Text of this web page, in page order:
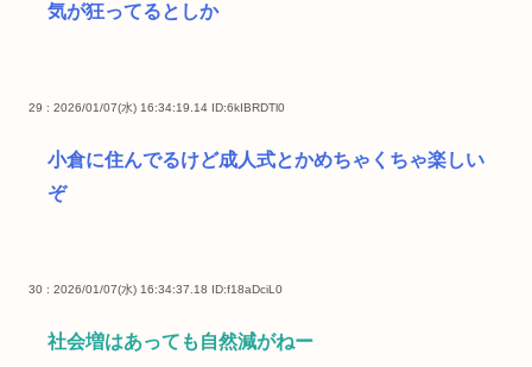
気が狂ってるとしか
29 : 2026/01/07(水) 16:34:19.14 ID:6kIBRDTl0
小倉に住んでるけど成人式とかめちゃくちゃ楽しい
ぞ
30 : 2026/01/07(水) 16:34:37.18 ID:f18aDciL0
社会増はあっても自然減がねー